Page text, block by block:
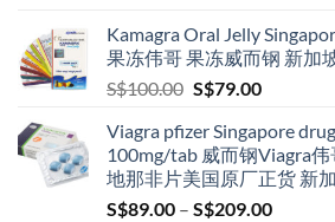
Kamagra Oral Jelly
果冻伟哥 果冻威而钢 新加
S$100.00 Original
was:
S$100.00.
S$79.00Current
is:
S$79.00.
Viagra pfizer Singapore
100mg/tab 威而钢Viagra
地那非片美国原厂正货 新
S$89.00 – S$209.00Price